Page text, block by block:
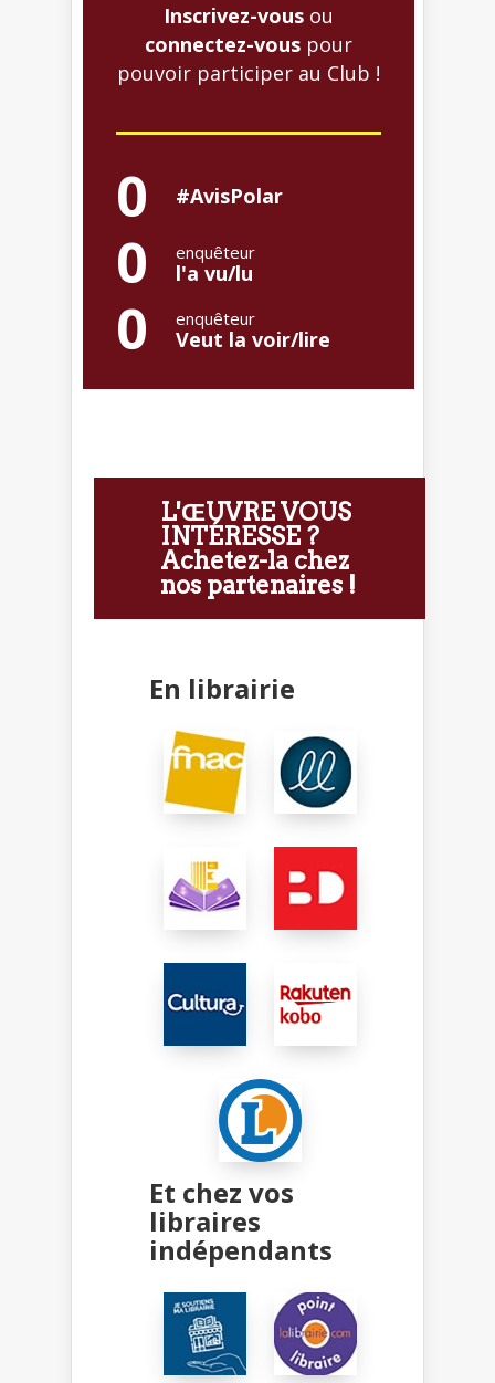
Inscrivez-vous ou
connectez-vous pour
pouvoir participer au Club !
0 #AvisPolar
0 enquêteur
l'a vu/lu
0 enquêteur
Veut la voir/lire
L'ŒUVRE VOUS
INTÉRESSE ?
Achetez-la chez
nos partenaires !
En librairie
Et chez vos
libraires
indépendants